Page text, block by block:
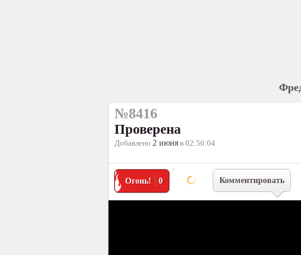
№8416
Проверена
Добавлено 2 июня в 02:56:04
Огонь! 0 Комментировать